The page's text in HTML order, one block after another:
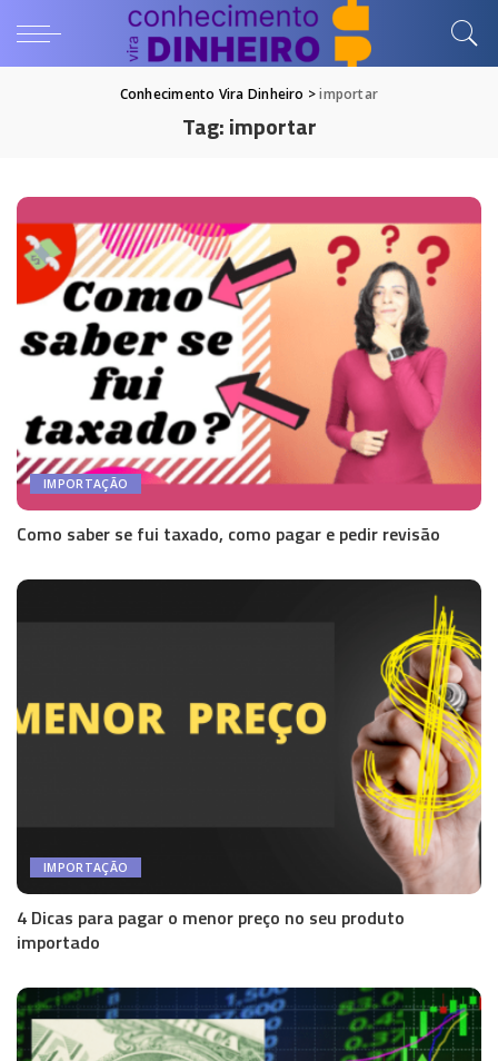
Conhecimento Vira Dinheiro >importar
Tag:importar
IMPORTAÇÃO
Como saber se fui taxado, como pagar e pedir revisão
IMPORTAÇÃO
4 Dicas para pagar o menor preço no seu produto
importado